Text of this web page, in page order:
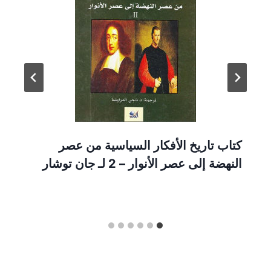
كتاب تاريخ الأفكار السياسية من عصر
النهضة إلى عصر الأنوار – 2 لـ جان توشار